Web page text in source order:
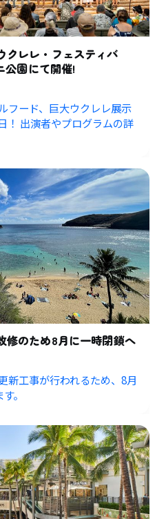
クレレ・フェスティバ
公園にて開催!
フード、巨大ウクレレ展示
！ 出演者やプログラムの詳
修のため8月に一時閉鎖へ
新工事が行われるため、8月
。